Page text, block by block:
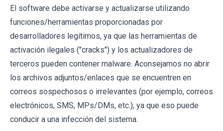
El software debe activarse y actualizarse utilizando
funciones/herramientas proporcionadas por
desarrolladores legítimos, ya que las herramientas de
activación ilegales ("cracks") y los actualizadores de
terceros pueden contener malware. Aconsejamos no abrir
los archivos adjuntos/enlaces que se encuentren en
correos sospechosos o irrelevantes (por ejemplo, correos
electrónicos, SMS, MPs/DMs, etc.), ya que eso puede
conducir a una infección del sistema.